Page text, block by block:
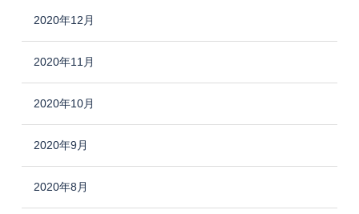
2020年12月
2020年11月
2020年10月
2020年9月
2020年8月